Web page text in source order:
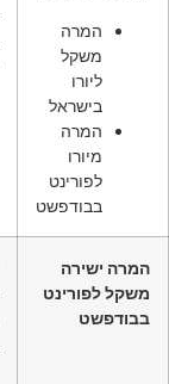
המרה
משקל
ליורו
בישראל
המרה
מיורו
לפורינט
בבודפשט
המרה ישירה
משקל לפורינט
בבודפשט